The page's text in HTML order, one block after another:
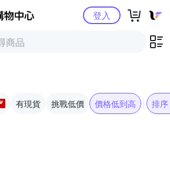
Yahoo購物中心登入
有現貨 挑戰低價 價格低到高 排序